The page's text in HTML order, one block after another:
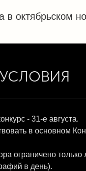
в октябрьском
УСЛОВИЯ
- 31-е августа.
в основном
ограничено
в день).